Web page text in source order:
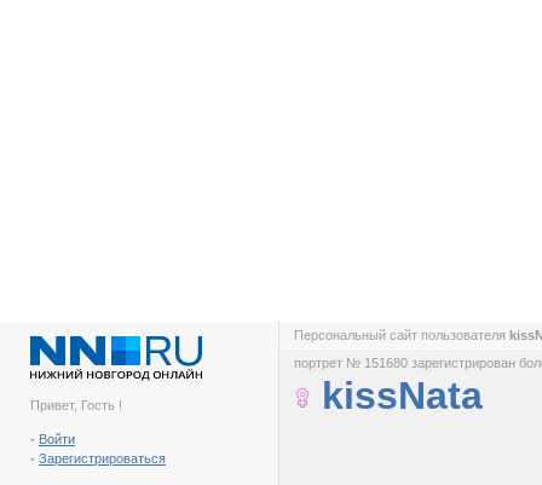
Привет, Гость !
- Войти
- Зарегистрироваться
Персональный сайт пользователя
портрет № 151680 зарегистрирован
kissNata